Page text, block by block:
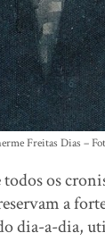
Freitas Dias –
os
a
dia-a-dia,